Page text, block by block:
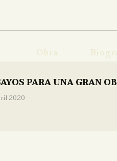
Obra
PARA UNA GRAN
2020